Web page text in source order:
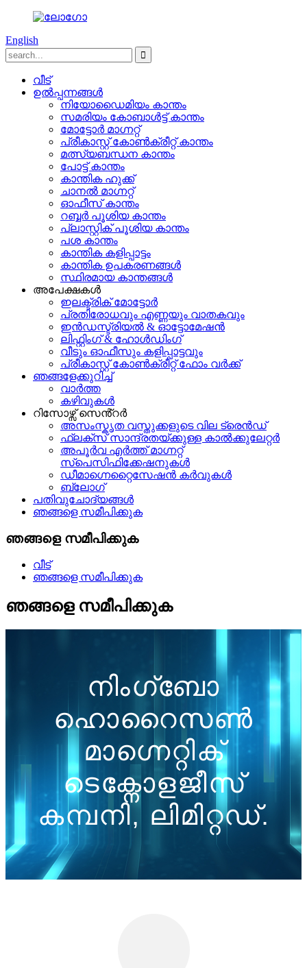
English
വീട്
ഉൽപ്പന്നങ്ങൾ
നിയോഡൈമിയം കാന്തം
സമരിയം കോബാൾട്ട് കാന്തം
മോട്ടോർ മാഗ്നറ്റ്
പ്രീകാസ്റ്റ് കോൺക്രീറ്റ് കാന്തം
മത്സ്യബന്ധന കാന്തം
പോട്ട് കാന്തം
കാന്തിക ഹുക്ക്
ചാനൽ മാഗ്നറ്റ്
ഓഫീസ് കാന്തം
റബ്ബർ പൂശിയ കാന്തം
പ്ലാസ്റ്റിക് പൂശിയ കാന്തം
പശ കാന്തം
കാന്തിക കളിപ്പാട്ടം
കാന്തിക ഉപകരണങ്ങൾ
സ്ഥിരമായ കാന്തങ്ങൾ
അപേക്ഷകൾ
ഇലക്ട്രിക് മോട്ടോർ
പ്രതിരോധവും എണ്ണയും വാതകവും
ഇൻഡസ്ട്രിയൽ & ഓട്ടോമേഷൻ
ലിഫ്റ്റിംഗ് & ഹോൾഡിംഗ്
വീടും ഓഫീസും കളിപ്പാട്ടവും
പ്രീകാസ്റ്റ് കോൺക്രീറ്റ് ഫോം വർക്ക്
ഞങ്ങളേക്കുറിച്ച്
വാർത്ത
കഴിവുകൾ
റിസോഴ്സ് സെൻ്റർ
അസംസ്കൃത വസ്തുക്കളുടെ വില ട്രെൻഡ്
ഫ്ലക്സ് സാന്ദ്രതയ്ക്കുള്ള കാൽക്കുലേറ്റർ
അപൂർവ എർത്ത് മാഗ്നറ്റ്
സ്പെസിഫിക്കേഷനുകൾ
ഡീമാഗ്നെറ്റൈസേഷൻ കർവുകൾ
ബ്ലോഗ്
പതിവുചോദ്യങ്ങൾ
ഞങ്ങളെ സമീപിക്കുക
ഞങ്ങളെ സമീപിക്കുക
വീട്
ഞങ്ങളെ സമീപിക്കുക
ഞങ്ങളെ സമീപിക്കുക
നിംഗ്ബോ
ഹൊറൈസൺ
മാഗ്നെറ്റിക്
ടെക്നോളജീസ്
കമ്പനി, ലിമിറ്റഡ്.